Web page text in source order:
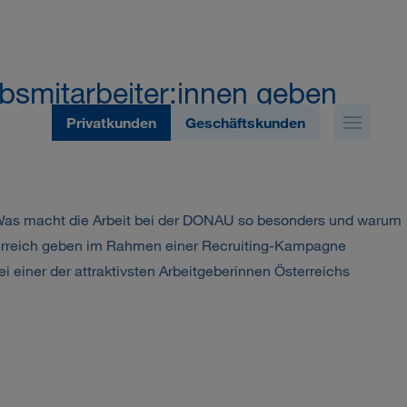
Privatkunden Geschäftskunden
geben
macht die Arbeit bei der DONAU so besonders und warum
geben im Rahmen einer Recruiting-Kampagne
einer der attraktivsten Arbeitgeberinnen Österreichs